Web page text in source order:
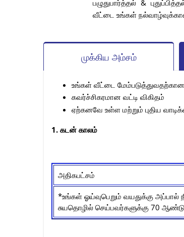
பழுதுபார்த்தல் &
வீட்டை உங்கள்
முக்கிய அம்சம்
உங்கள் வீட்டை
கவர்ச்சிகரமான வட்டி விகிதம்
ஏற்கனவே உள்ள மற்றும் புதிய
1. கடன் காலம்
அதிகபட்சம்
*உங்கள் ஓய்வுபெறும் வயதுக்கு அப்பால்
சுயதொழில் செய்பவர்களுக்கு 70